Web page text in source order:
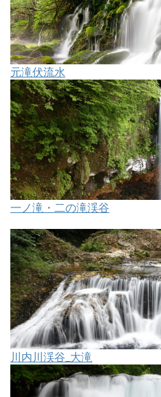
元滝伏流水
一ノ滝・二の滝渓谷
川内川渓谷_大滝